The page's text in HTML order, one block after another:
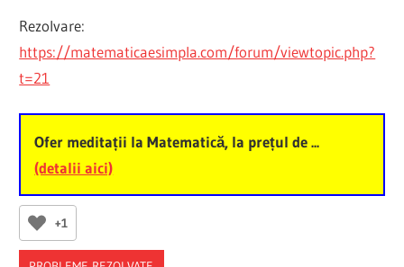
Rezolvare:
https://matematicaesimpla.com/forum/viewtopic.php?
t=21
Ofer meditații la Matematică, la prețul de ...
(detalii aici)
+1